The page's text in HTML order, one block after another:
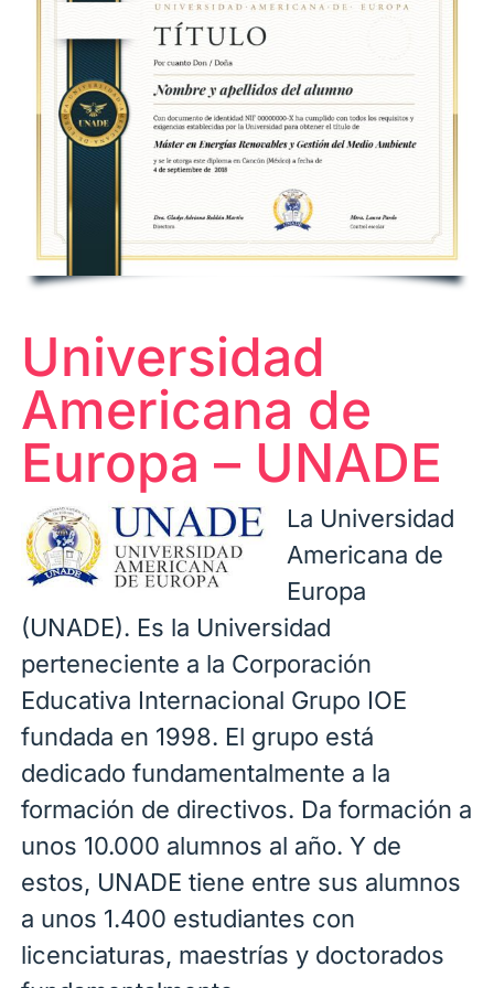
Universidad
Americana de
Europa – UNADE
La Universidad
Americana de
Europa
(UNADE). Es la Universidad
perteneciente a la Corporación
Educativa Internacional Grupo IOE
fundada en 1998. El grupo está
dedicado fundamentalmente a la
formación de directivos. Da formación a
unos 10.000 alumnos al año. Y de
estos, UNADE tiene entre sus alumnos
a unos 1.400 estudiantes con
licenciaturas, maestrías y doctorados